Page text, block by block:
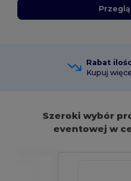
Rabat
Kupuj
Szeroki wybór
eventowej w